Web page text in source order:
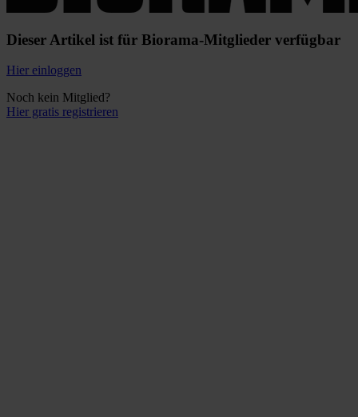
Dieser Artikel ist für Biorama-Mitglieder verfügbar
Hier einloggen
Noch kein Mitglied?
Hier gratis registrieren